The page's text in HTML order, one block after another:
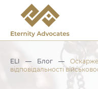
ELI — Блог —
відповідальності